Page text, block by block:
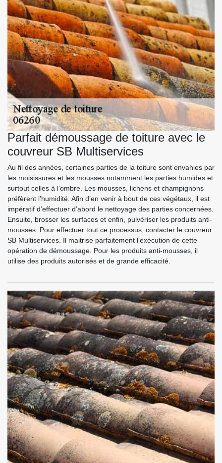
Parfait démoussage de toiture avec le
couvreur SB Multiservices
Au fil des années, certaines parties de la toiture sont envahies par
les moisissures et les mousses notamment les parties humides et
surtout celles à l’ombre. Les mousses, lichens et champignons
préfèrent l’humidité. Afin d’en venir à bout de ces végétaux, il est
impératif d’effectuer d’abord le nettoyage des parties concernées.
Ensuite, brosser les surfaces et enfin, pulvériser les produits anti-
mousses. Pour effectuer tout ce processus, contacter le couvreur
SB Multiservices. Il maitrise parfaitement l’exécution de cette
opération de démoussage. Pour les produits anti-mousses, il
utilise des produits autorisés et de grande efficacité.